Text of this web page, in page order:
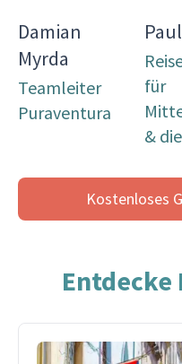
Damian
Myrda
Teamleiter
Puraventura
für
&
Kostenloses
Entdecke